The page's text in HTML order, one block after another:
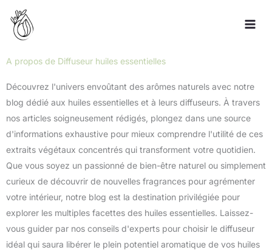
contenu
A propos de Diffuseur huiles essentielles
Découvrez l'univers envoûtant des arômes naturels avec notre
blog dédié aux huiles essentielles et à leurs diffuseurs. À travers
nos articles soigneusement rédigés, plongez dans une source
d'informations exhaustive pour mieux comprendre l'utilité de ces
extraits végétaux concentrés qui transforment votre quotidien.
Que vous soyez un passionné de bien-être naturel ou simplement
curieux de découvrir de nouvelles fragrances pour agrémenter
votre intérieur, notre blog est la destination privilégiée pour
explorer les multiples facettes des huiles essentielles. Laissez-
vous guider par nos conseils d'experts pour choisir le diffuseur
idéal qui saura libérer le plein potentiel aromatique de vos huiles